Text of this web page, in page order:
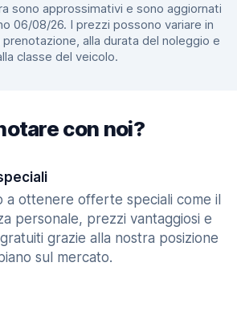
sono approssimativi e sono aggiornati
06/08/26. I prezzi possono variare in
alla durata del noleggio e
classe del veicolo.
con noi?
a ottenere offerte speciali come il
personale, prezzi vantaggiosi e
grazie alla nostra posizione
sul mercato.